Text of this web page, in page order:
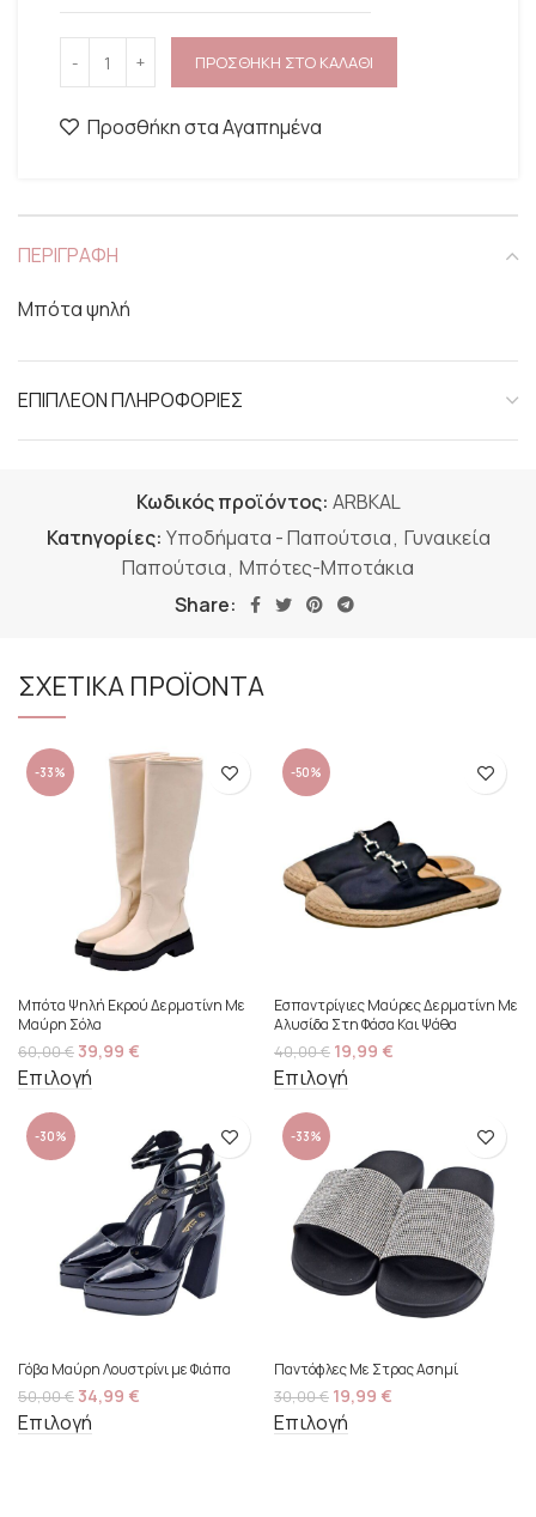
ΠΡΟΣΘΗΚΗ ΣΤΟ ΚΑΛΑΘΙ
Προσθήκη στα Αγαπημένα
ΠΕΡΙΓΡΑΦΗ
Μπότα ψηλή
ΕΠΙΠΛΕΟΝ ΠΛΗΡΟΦΟΡΙΕΣ
Κωδικός προϊόντος: ARBKAL
Κατηγορίες: Υποδήματα - Παπούτσια, Γυναικεία
Παπούτσια, Μπότες-Μποτάκια
Share:
ΣΧΕΤΙΚΑ ΠΡΟΪΟΝΤΑ
-33%
Μπότα Ψηλή Εκρού Δερματίνη Με
Μαύρη Σόλα
60,00€ 39,99 €
Επιλογή
-50%
Εσπαντρίγιες Μαύρες Δερματίνη Με
Αλυσίδα Στη Φάσα Και Ψάθα
40,00€ 19,99 €
Επιλογή
-30%
Γόβα Μαύρη Λουστρίνι με Φιάπα
50,00€ 34,99 €
Επιλογή
-33%
Παντόφλες Με Στρας Ασημί
30,00€ 19,99 €
Επιλογή